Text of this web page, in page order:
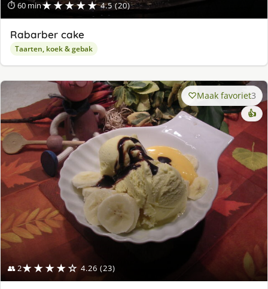
⏱ 60 min★★★★★ 4.5 (20)
Rabarber cake
Taarten, koek & gebak
👥 2★★★★☆ 4.26 (23)
Maak favoriet3
👍